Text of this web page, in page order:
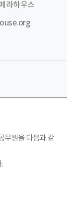
라하우스
무원을 다음과 같